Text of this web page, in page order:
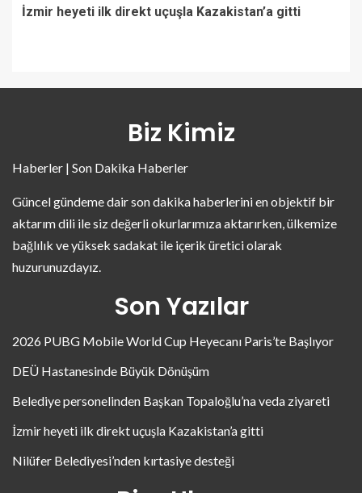
İzmir heyeti ilk direkt uçuşla Kazakistan’a gitti
Biz Kimiz
Haberler | Son Dakika Haberler
Güncel gündeme dair son dakika haberlerini en objektif bir
aktarım dili ile siz değerli okurlarımıza aktarırken, ülkemize
bağlılık ve yüksek sadakat ile içerik üretici olarak
huzurunuzdayız.
Son Yazılar
2026 PUBG Mobile World Cup Heyecanı Paris’te Başlıyor
DEÜ Hastanesinde Büyük Dönüşüm
Belediye personelinden Başkan Topaloğlu’na veda ziyareti
İzmir heyeti ilk direkt uçuşla Kazakistan’a gitti
Nilüfer Belediyesi’nden kırtasiye desteği